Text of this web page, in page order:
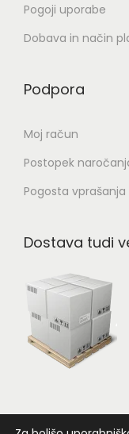
Pogoji uporabe
Dobava in način
Podpora
Moj račun
Postopek
Pogosta vprašanja
Dostava tudi